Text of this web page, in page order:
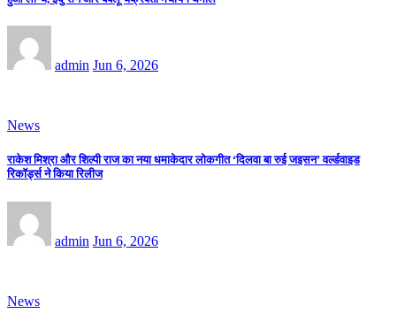
admin Jun 6, 2026
News
राकेश मिश्रा और शिल्पी राज का नया धमाकेदार लोकगीत ‘दिलवा बा रुई जइसन’ वर्ल्डवाइड
रिकॉर्ड्स ने किया रिलीज
admin Jun 6, 2026
News